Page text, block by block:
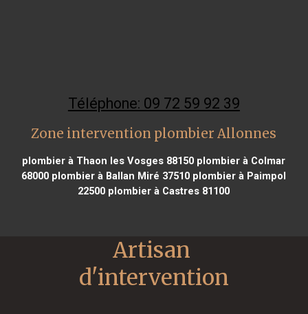
Téléphone: 09 72 59 92 39
Zone intervention plombier Allonnes
plombier à Thaon les Vosges 88150 plombier à Colmar
68000 plombier à Ballan Miré 37510 plombier à Paimpol
22500 plombier à Castres 81100
Artisan
d'intervention